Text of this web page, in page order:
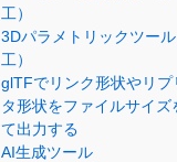
工）
3Dパラメトリックツー
工）
glTFでリンク形状やリプ
タ形状をファイルサイズ
て出力する
AI生成ツール